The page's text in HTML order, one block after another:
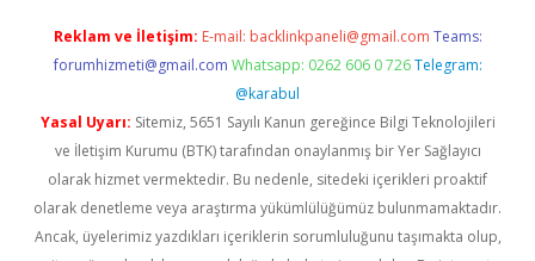
Reklam ve İletişim: E-mail: backlinkpaneli@gmail.com Teams:
forumhizmeti@gmail.com Whatsapp: 0262 606 0 726 Telegram:
@karabul
Yasal Uyarı: Sitemiz, 5651 Sayılı Kanun gereğince Bilgi Teknolojileri
ve İletişim Kurumu (BTK) tarafından onaylanmış bir Yer Sağlayıcı
olarak hizmet vermektedir. Bu nedenle, sitedeki içerikleri proaktif
olarak denetleme veya araştırma yükümlülüğümüz bulunmamaktadır.
Ancak, üyelerimiz yazdıkları içeriklerin sorumluluğunu taşımakta olup,